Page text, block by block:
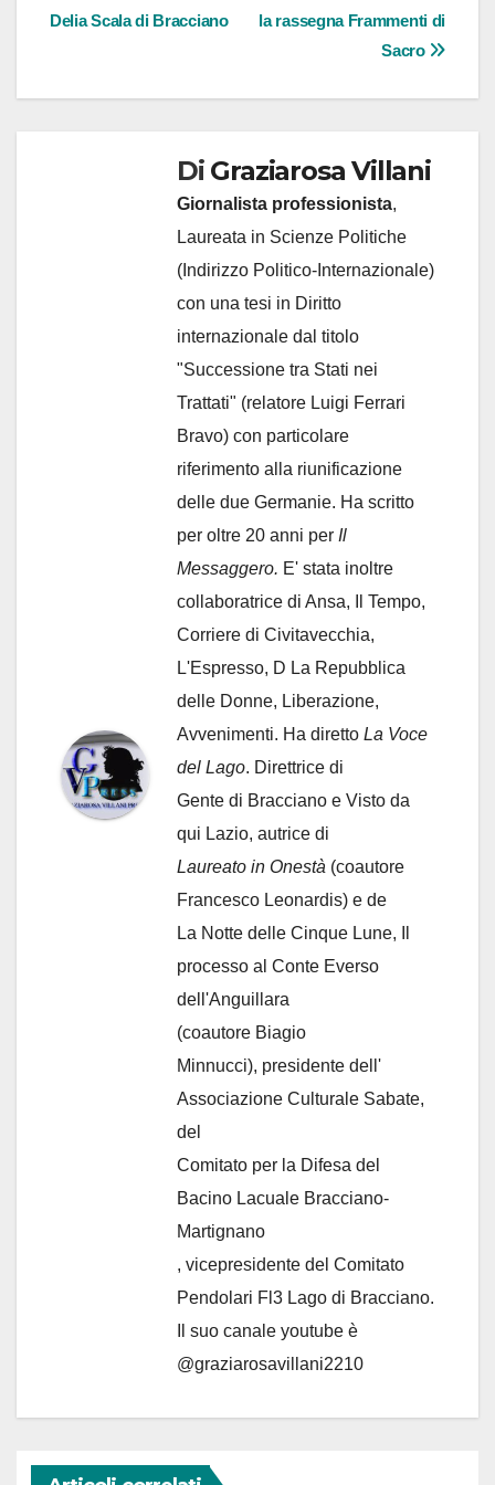
la rassegna Frammenti di
Sacro
Delia Scala di Bracciano
Di Graziarosa Villani
Giornalista professionista,
Laureata in Scienze Politiche
(Indirizzo Politico-Internazionale)
con una tesi in Diritto
internazionale dal titolo
"Successione tra Stati nei
Trattati" (relatore Luigi Ferrari
Bravo) con particolare
riferimento alla riunificazione
delle due Germanie. Ha scritto
per oltre 20 anni per Il
Messaggero. E' stata inoltre
collaboratrice di Ansa, Il Tempo,
Corriere di Civitavecchia,
L'Espresso, D La Repubblica
delle Donne, Liberazione,
Avvenimenti. Ha diretto La Voce
del Lago. Direttrice di
Gente di Bracciano e Visto da
qui Lazio, autrice di
Laureato in Onestà (coautore
Francesco Leonardis) e de
La Notte delle Cinque Lune, Il
processo al Conte Everso
dell'Anguillara
(coautore Biagio
Minnucci), presidente dell'
Associazione Culturale Sabate,
del
Comitato per la Difesa del
Bacino Lacuale Bracciano-
Martignano
, vicepresidente del Comitato
Pendolari Fl3 Lago di Bracciano.
Il suo canale youtube è
@graziarosavillani2210